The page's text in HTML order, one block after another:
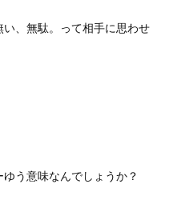
、無駄。って相手に思わせ
う意味なんでしょうか？